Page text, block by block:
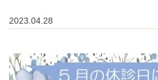
2023.04.28